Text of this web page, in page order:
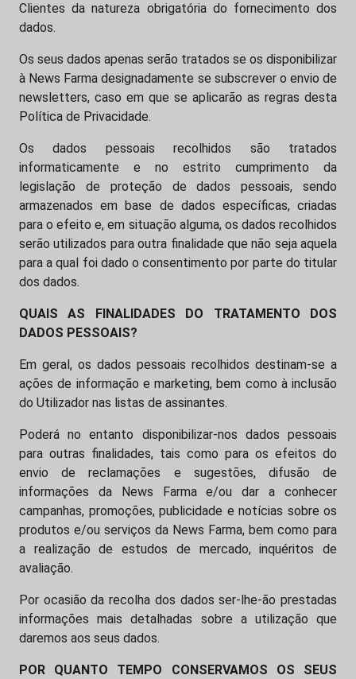
Clientes da natureza obrigatória do fornecimento dos
dados.
Os seus dados apenas serão tratados se os disponibilizar
à News Farma designadamente se subscrever o envio de
newsletters, caso em que se aplicarão as regras desta
Política de Privacidade.
Os dados pessoais recolhidos são tratados
informaticamente e no estrito cumprimento da
legislação de proteção de dados pessoais, sendo
armazenados em base de dados específicas, criadas
para o efeito e, em situação alguma, os dados recolhidos
serão utilizados para outra finalidade que não seja aquela
para a qual foi dado o consentimento por parte do titular
dos dados.
QUAIS AS FINALIDADES DO TRATAMENTO DOS
DADOS PESSOAIS?
Em geral, os dados pessoais recolhidos destinam-se a
ações de informação e marketing, bem como à inclusão
do Utilizador nas listas de assinantes.
Poderá no entanto disponibilizar-nos dados pessoais
para outras finalidades, tais como para os efeitos do
envio de reclamações e sugestões, difusão de
informações da News Farma e/ou dar a conhecer
campanhas, promoções, publicidade e notícias sobre os
produtos e/ou serviços da News Farma, bem como para
a realização de estudos de mercado, inquéritos de
avaliação.
Por ocasião da recolha dos dados ser-lhe-ão prestadas
informações mais detalhadas sobre a utilização que
daremos aos seus dados.
POR QUANTO TEMPO CONSERVAMOS OS SEUS